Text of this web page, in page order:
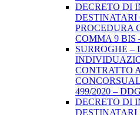
DECRETO DI
DESTINATARI
PROCEDURA
COMMA 9 BIS
SURROGHE –
CONTRATTO
499/2020 –
DECRETO DI
DESTINATARI